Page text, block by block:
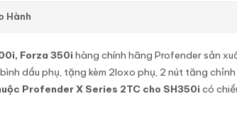
Hành
Forza 350i hàng chính hãng Profender sản
dầu phụ, tặng kèm 2loxo phụ, 2 nút tăng
Profender X Series 2TC cho SH350i có